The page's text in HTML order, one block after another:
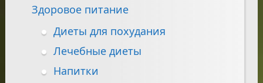
Здоровое питание
Диеты для похудания
Лечебные диеты
Напитки